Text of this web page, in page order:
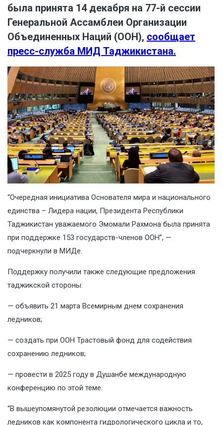
была принята 14 декабря на 77-й сессии
Генеральной Ассамблеи Организации
Объединенных Наций (ООН), сообщает
пресс-служба МИД Таджикистана.
“Очередная инициатива Основателя мира и национального
единства – Лидера нации, Президента Республики
Таджикистан уважаемого Эмомали Рахмона была принята
при поддержке 153 государств-членов ООН”, —
подчеркнули в МИДе.
Поддержку получили также следующие предложения
таджикской стороны:
— объявить 21 марта Всемирным днем сохранения
ледников;
— создать при ООН Трастовый фонд для содействия
сохранению ледников;
— провести в 2025 году в Душанбе международную
конференцию по этой теме.
“В вышеупомянутой резолюции отмечается важность
ледников как компонента гидрологического цикла и то,